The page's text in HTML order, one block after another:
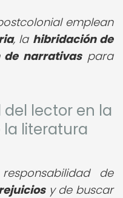
emplean
, la hibridación de
de narrativaspara
del lector en la
la literatura
de
y de buscar